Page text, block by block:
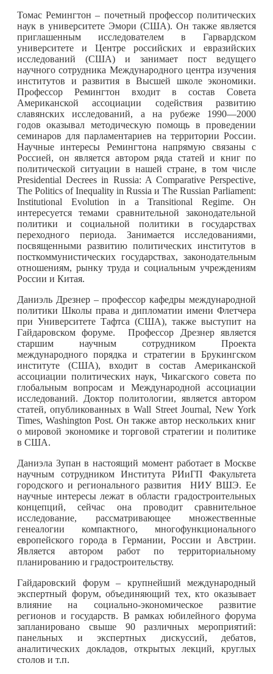
Томас Ремингтон – почетный профессор политических
наук в университете Эмори (США). Он также является
приглашенным исследователем в Гарвардском
университете и Центре российских и евразийских
исследований (США) и занимает пост ведущего
научного сотрудника Международного центра изучения
институтов и развития в Высшей школе экономики.
Профессор Ремингтон входит в состав Совета
Американской ассоциации содействия развитию
славянских исследований, а на рубеже 1990—2000
годов оказывал методическую помощь в проведении
семинаров для парламентариев на территории России.
Научные интересы Ремингтона напрямую связаны с
Россией, он является автором ряда статей и книг по
политической ситуации в нашей стране, в том числе
Presidential Decrees in Russia: A Comparative Perspective,
The Politics of Inequality in Russia и The Russian Parliament:
Institutional Evolution in a Transitional Regime. Он
интересуется темами сравнительной законодательной
политики и социальной политики в государствах
переходного периода. Занимается исследованиями,
посвященными развитию политических институтов в
посткоммунистических государствах, законодательным
отношениям, рынку труда и социальным учреждениям
России и Китая.
Даниэль Дрезнер – профессор кафедры международной
политики Школы права и дипломатии имени Флетчера
при Университете Тафтса (США), также выступит на
Гайдаровскомфоруме. Профессор Дрезнер является
старшим научным сотрудником Проекта
международного порядка и стратегии в Брукингском
институте (США), входит в состав Американской
ассоциации политических наук, Чикагского совета по
глобальным вопросам и Международной ассоциации
исследований. Доктор политологии, является автором
статей, опубликованных в Wall Street Journal, New York
Times, Washington Post. Он также автор нескольких книг
о мировой экономике и торговой стратегии и политике
в США.
Даниэла Зупан в настоящий момент работает в Москве
научным сотрудником Института РИиГП Факультета
городского и регионального развития НИУ ВШЭ. Ее
научные интересы лежат в области градостроительных
концепций, сейчас она проводит сравнительное
исследование, рассматривающее множественные
генеалогии компактного, многофункционального
европейского города в Германии, России и Австрии.
Является автором работ по территориальному
планированию и градостроительству.
Гайдаровский
форум– крупнейший международный
экспертный форум, объединяющий тех, кто оказывает
влияние на социально-экономическое развитие
регионов и государств. В рамках юбилейного форума
запланировано свыше 90 различных мероприятий:
панельных и экспертных дискуссий, дебатов,
аналитических докладов, открытых лекций, круглых
столов и т.п.